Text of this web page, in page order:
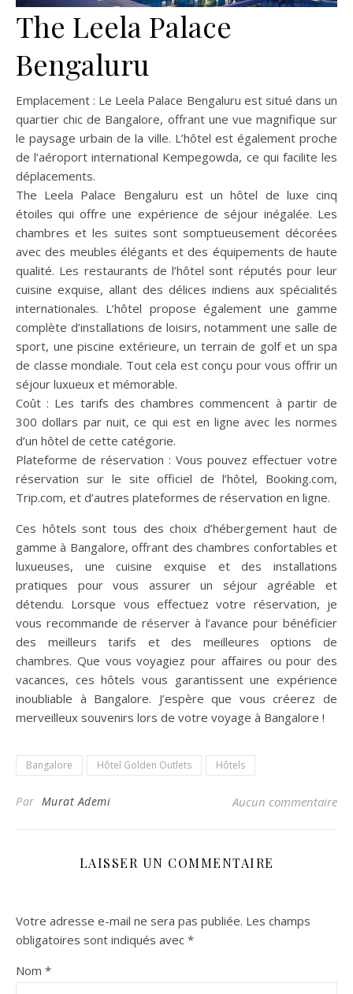
The Leela Palace
Bengaluru
Emplacement : Le Leela Palace Bengaluru est situé dans un
quartier chic de Bangalore, offrant une vue magnifique sur
le paysage urbain de la ville. L’hôtel est également proche
de l’aéroport international Kempegowda, ce qui facilite les
déplacements.
The Leela Palace Bengaluru est un hôtel de luxe cinq
étoiles qui offre une expérience de séjour inégalée. Les
chambres et les suites sont somptueusement décorées
avec des meubles élégants et des équipements de haute
qualité. Les restaurants de l’hôtel sont réputés pour leur
cuisine exquise, allant des délices indiens aux spécialités
internationales. L’hôtel propose également une gamme
complète d’installations de loisirs, notamment une salle de
sport, une piscine extérieure, un terrain de golf et un spa
de classe mondiale. Tout cela est conçu pour vous offrir un
séjour luxueux et mémorable.
Coût : Les tarifs des chambres commencent à partir de
300 dollars par nuit, ce qui est en ligne avec les normes
d’un hôtel de cette catégorie.
Plateforme de réservation : Vous pouvez effectuer votre
réservation sur le site officiel de l’hôtel, Booking.com,
Trip.com, et d’autres plateformes de réservation en ligne.
Ces hôtels sont tous des choix d’hébergement haut de
gamme à Bangalore, offrant des chambres confortables et
luxueuses, une cuisine exquise et des installations
pratiques pour vous assurer un séjour agréable et
détendu. Lorsque vous effectuez votre réservation, je
vous recommande de réserver à l’avance pour bénéficier
des meilleurs tarifs et des meilleures options de
chambres. Que vous voyagiez pour affaires ou pour des
vacances, ces hôtels vous garantissent une expérience
inoubliable à Bangalore. J’espère que vous créerez de
merveilleux souvenirs lors de votre voyage à Bangalore !
Bangalore Hôtel Golden Outlets Hôtels
Par Murat Ademi Aucun commentaire
LAISSER UN COMMENTAIRE
Votre adresse e-mail ne sera pas publiée. Les champs
obligatoires sont indiqués avec *
Nom *